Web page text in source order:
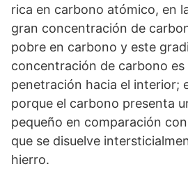
rica en carbono atómico, en
gran concentración de
pobre en carbono y este
concentración de carbono es
penetración hacia el interior;
porque el carbono presenta
pequeño en comparación
que se disuelve
hierro.